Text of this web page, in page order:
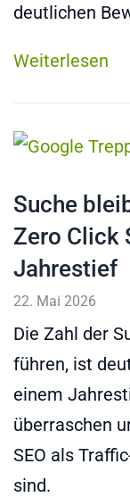
deutlichen
Weiterlesen
Suche
Zero Click
Jahrestief
22. Mai 2026
Die Zahl der
führen, ist
einem
überraschen
SEO als
sind.